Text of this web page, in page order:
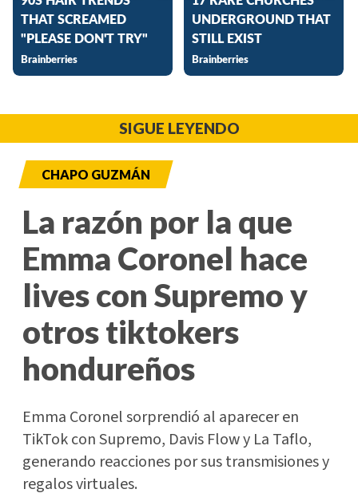
SIGUE LEYENDO
CHAPO GUZMÁN
La razón por la que
Emma Coronel hace
lives con Supremo y
otros tiktokers
hondureños
Emma Coronel sorprendió al aparecer en
TikTok con Supremo, Davis Flow y La Taflo,
generando reacciones por sus transmisiones y
regalos virtuales.